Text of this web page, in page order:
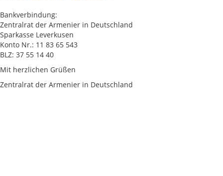
Bankverbindung:
Zentralrat der Armenier in Deutschland
Sparkasse Leverkusen
Konto Nr.: 11 83 65 543
BLZ: 37 55 14 40
Mit herzlichen Grüßen
Zentralrat der Armenier in Deutschland